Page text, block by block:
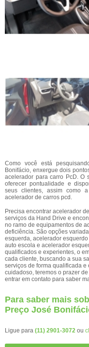
Como você está
Bonifácio, enxergue dois
acelerador para carro PcD. O
oferecer pontualidade e
seus clientes, assim como
acelerador de carros pcd.
Precisa encontrar acelerador
serviços da Hand Drive e
no ramo de equipamentos de
deficiência. São opções
esquerda, acelerador
auto escola e acelerador
qualificados e experientes, o
cada cliente, buscando a sua
serviços de forma qualificada
cuidadoso, teremos o prazer
entrar em contato para saber
Para saber mais
Preço José
Ligue para (11) 2901-3072 ou